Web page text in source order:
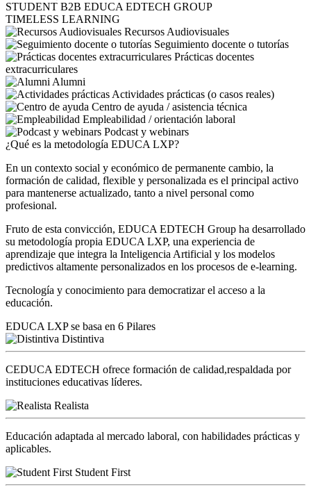
STUDENT B2B EDUCA EDTECH GROUP
TIMELESS LEARNING
Recursos Audiovisuales
Seguimiento docente o tutorías
Prácticas docentes
extracurriculares
Alumni
Actividades prácticas (o casos reales)
Centro de ayuda / asistencia técnica
Empleabilidad / orientación laboral
Podcast y webinars
¿Qué es la metodología EDUCA LXP?
En un contexto social y económico de permanente cambio, la
formación de calidad, flexible y personalizada es el principal activo
para mantenerse actualizado, tanto a nivel personal como
profesional.
Fruto de esta convicción, EDUCA EDTECH Group ha desarrollado
su metodología propia EDUCA LXP, una experiencia de
aprendizaje que integra la Inteligencia Artificial y los modelos
predictivos altamente personalizados en los procesos de e-learning.
Tecnología y conocimiento para democratizar el acceso a la
educación.
EDUCA LXP se basa en 6 Pilares
Distintiva
CEDUCA EDTECH ofrece formación de calidad,respaldada por
instituciones educativas líderes.
Realista
Educación adaptada al mercado laboral, con habilidades prácticas y
aplicables.
Student First